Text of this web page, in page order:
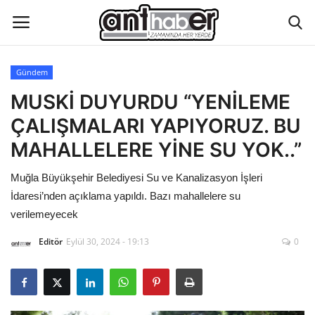
Künye
Eğitim
Hakkımızda
İletişim
Asayiş
Çevre
Gündem
MUSKİ DUYURDU “YENİLEME
ÇALIŞMALARI YAPIYORUZ. BU
MAHALLELERE YİNE SU YOK..”
Muğla Büyükşehir Belediyesi Su ve Kanalizasyon İşleri
İdaresi’nden açıklama yapıldı. Bazı mahallelere su
verilemeyecek
Editör Eylül 30, 2024 - 19:13 0